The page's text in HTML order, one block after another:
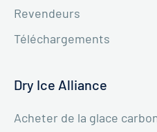
Revendeurs
Téléchargements
Dry Ice Alliance
Acheter de la glace